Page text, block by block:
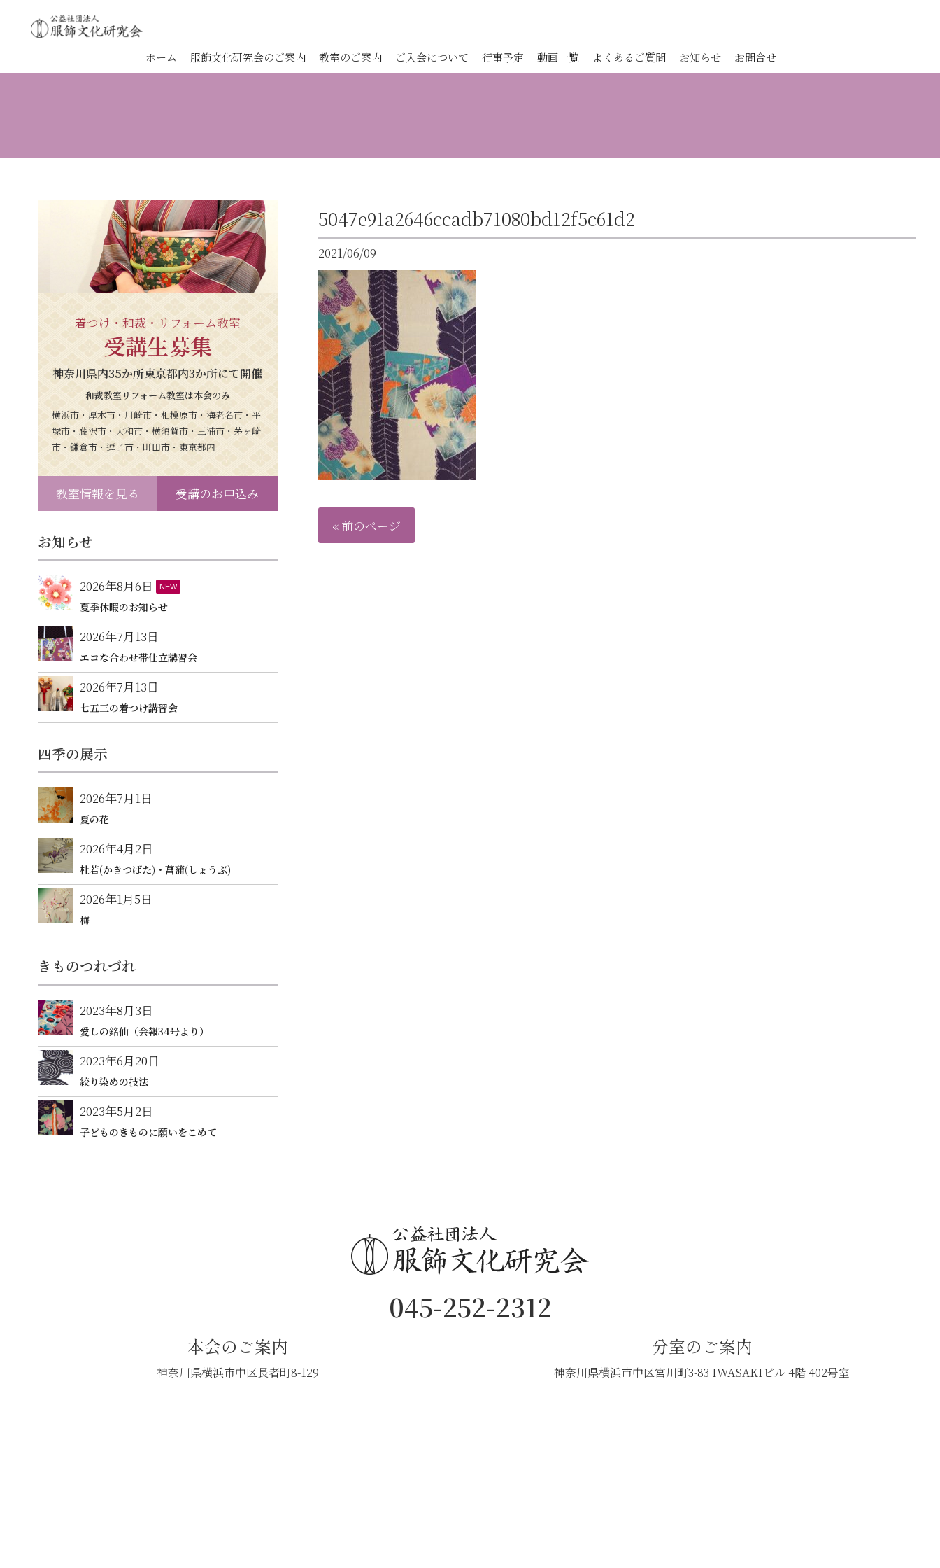
ホーム 服飾文化研究会のご案内 教室のご案内 ご入会について 行事予定 動画一覧 よくあるご質問 お知らせ お問合せ
5047e91a2646ccadb71080bd12f5c61d2
2021/06/09
« 前のページ
着つけ・和裁・リフォーム教室
受講生募集
神奈川県内35か所東京都内3か所にて開催
和裁教室リフォーム教室は本会のみ
横浜市・厚木市・川崎市・相模原市・海老名市・平
塚市・藤沢市・大和市・横須賀市・三浦市・茅ヶ崎
市・鎌倉市・逗子市・町田市・東京都内
教室情報を見る 受講のお申込み
お知らせ
2026年8月6日 NEW
夏季休暇のお知らせ
2026年7月13日
エコな合わせ帯仕立講習会
2026年7月13日
七五三の着つけ講習会
四季の展示
2026年7月1日
夏の花
2026年4月2日
杜若(かきつばた)・菖蒲(しょうぶ)
2026年1月5日
梅
きものつれづれ
2023年8月3日
愛しの銘仙（会報34号より）
2023年6月20日
絞り染めの技法
2023年5月2日
子どものきものに願いをこめて
045-252-2312
本会のご案内
神奈川県横浜市中区長者町8-129
分室のご案内
神奈川県横浜市中区宮川町3-83 IWASAKIビル 4階 402号室